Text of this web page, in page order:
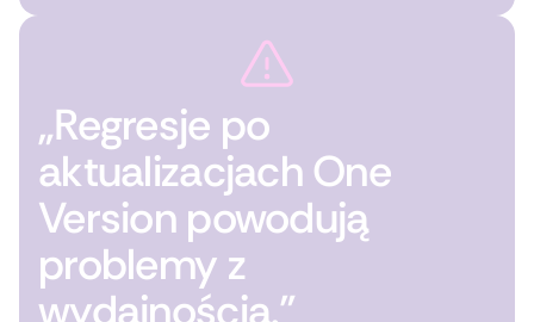
„Regresje po
aktualizacjach One
Version powodują
problemy z
wydajnością.”